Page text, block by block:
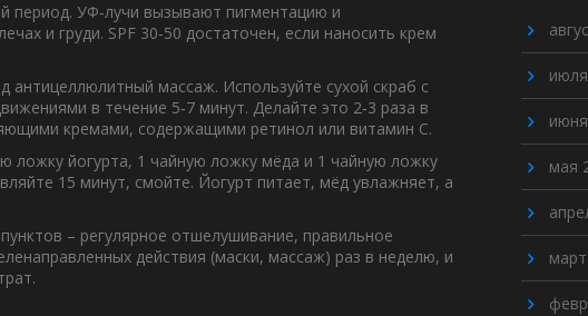
период. УФ‑лучи вызывают пигментацию и
и груди. SPF 30‑50 достаточен, если наносить крем
антицеллюлитный массаж. Используйте сухой скраб с
в течение 5‑7 минут. Делайте это 2‑3 раза в
кремами, содержащими ретинол или витамин C.
йогурта, 1 чайную ложку мёда и 1 чайную ложку
15 минут, смойте. Йогурт питает, мёд увлажняет, а
– регулярное отшелушивание, правильное
действия (маски, массаж) раз в неделю, и
мая